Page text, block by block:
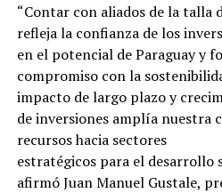
“Contar con aliados de la talla
refleja la confianza de los
en el potencial de Paraguay y
compromiso con la
impacto de largo plazo y
de inversiones amplía nuestra
recursos hacia sectores
estratégicos para el desarrollo
afirmó Juan Manuel Gustale,